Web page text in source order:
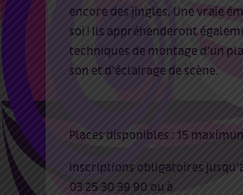
encore des jingles. Une vraie
soi ! Ils appréhenderont
techniques de montage d’un
son et d’éclairage de scène.
Places disponibles : 15
Inscriptions obligatoires
03 25 30 39 90 ou à